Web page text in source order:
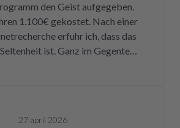
den Geist aufgegeben.
1.100€ gekostet. Nach einer
erfuhr ich, dass das
ist. Ganz im Gegenteil.
eingegeben und dann hatte
27 april 2026